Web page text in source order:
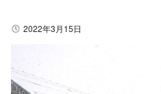
2022年3月15日